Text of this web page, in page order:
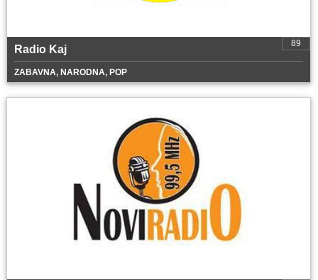
89
Radio Kaj
ZABAVNA, NARODNA, POP